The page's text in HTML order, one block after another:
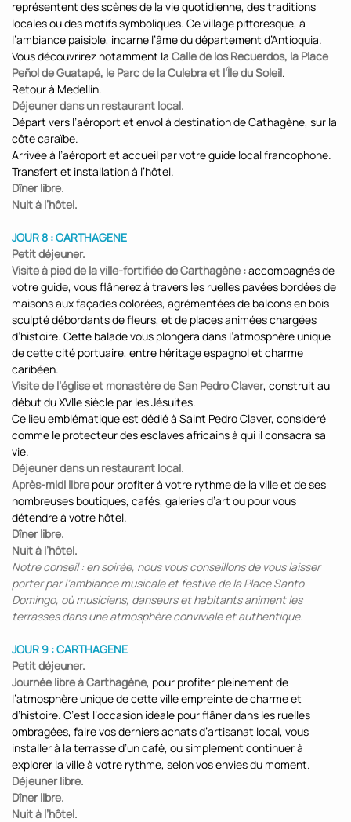
représentent des scènes de la vie quotidienne, des traditions
locales ou des motifs symboliques. Ce village pittoresque, à
l’ambiance paisible, incarne l’âme du département d’Antioquia.
Vous découvrirez notamment la Calle de los Recuerdos, la Place
Peñol de Guatapé, le Parc de la Culebra et l’Île du Soleil.
Retour à Medellín.
Déjeuner dans un restaurant local.
Départ vers l’aéroport et envol à destination de Cathagène, sur la
côte caraïbe.
Arrivée à l’aéroport et accueil par votre guide local francophone.
Transfert et installation à l’hôtel.
Dîner libre.
Nuit à l’hôtel.
JOUR 8 : CARTHAGENE
Petit déjeuner.
Visite à pied de la ville-fortifiée de Carthagène :accompagnés de
votre guide, vous flânerez à travers les ruelles pavées bordées de
maisons aux façades colorées, agrémentées de balcons en bois
sculpté débordants de fleurs, et de places animées chargées
d’histoire. Cette balade vous plongera dans l’atmosphère unique
de cette cité portuaire, entre héritage espagnol et charme
caribéen.
Visite de l’église et monastère de San Pedro Claver, construit au
début du XVIIe siècle par les Jésuites.
Ce lieu emblématique est dédié à Saint Pedro Claver, considéré
comme le protecteur des esclaves africains à qui il consacra sa
vie.
Déjeuner dans un restaurant local.
Après-midi libre pour profiter à votre rythme de la ville et de ses
nombreuses boutiques, cafés, galeries d’art ou pour vous
détendre à votre hôtel.
Dîner libre.
Nuit à l’hôtel.
Notre conseil : en soirée, nous vous conseillons de vous laisser
porter par l’ambiance musicale et festive de la Place Santo
Domingo, où musiciens, danseurs et habitants animent les
terrasses dans une atmosphère conviviale et authentique.
JOUR 9 : CARTHAGENE
Petit déjeuner.
Journée libre à Carthagène, pour profiter pleinement de
l’atmosphère unique de cette ville empreinte de charme et
d’histoire. C’est l’occasion idéale pour flâner dans les ruelles
ombragées, faire vos derniers achats d’artisanat local, vous
installer à la terrasse d’un café, ou simplement continuer à
explorer la ville à votre rythme, selon vos envies du moment.
Déjeuner libre.
Dîner libre.
Nuit à l’hôtel.